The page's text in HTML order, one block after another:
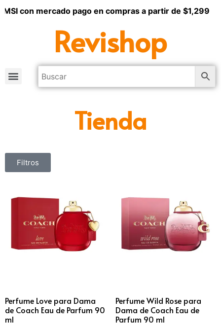
con mercado pago en compras a partir de $1,299
Revishop
Tienda
Filtros
Perfume Love para Dama
de Coach Eau de Parfum 90
ml
Perfume Wild Rose para
Dama de Coach Eau de
Parfum 90 ml